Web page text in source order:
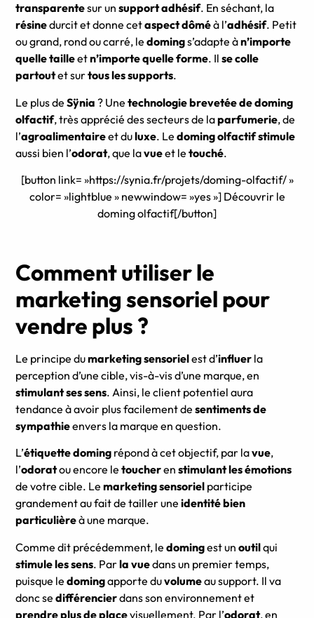
transparentesur unsupport adhésif. En séchant, la
résinedurcit et donne cetaspect dôméà l’adhésif. Petit
ou grand, rond ou carré, ledomings’adapte àn’importe
quelle tailleetn’importe quelle forme. Ilse colle
partoutet surtous les supports.
Le plus deSÿnia ? Unetechnologie brevetée de doming
olfactif, très apprécié des secteurs de laparfumerie, de
l’agroalimentaireet duluxe. Ledoming olfactifstimule
aussi bien l’odorat, que lavueet letouché.
[button link= »https://synia.fr/projets/doming-olfactif/ »
color= »lightblue » newwindow= »yes »] Découvrir le
doming olfactif[/button]
Comment utiliser le
marketing sensoriel pour
vendre plus ?
Le principe dumarketing sensorielest d’influer la
perception d’une cible, vis-à-vis d’une marque, en
stimulant ses sens. Ainsi, le client potentiel aura
tendance à avoir plus facilement desentiments de
sympathieenvers la marque en question.
L’étiquette doming répond à cet objectif, par lavue,
l’odoratou encore letoucherenstimulant les émotions
de votre cible. Lemarketing sensoriel participe
grandement au fait de tailler uneidentité bien
particulièreà une marque.
Comme dit précédemment, ledomingest unoutilqui
stimule les sens. Parla vuedans un premier temps,
puisque ledomingapporte duvolumeau support. Il va
donc sedifférencierdans son environnement et
prendre plus de placevisuellement. Par l’odorat, en